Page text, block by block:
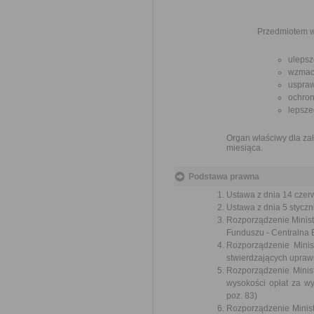
Przedmiotem
Organ właściwy dla
miesiąca.
Podstawa prawna
Ustawa z dnia 14
Ustawa z dnia 5
Rozporządzenie
Funduszu - Centralna
Rozporządzenie
stwierdzających
Rozporządzenie
wysokości opłat za
poz. 83)
Rozporządzenie